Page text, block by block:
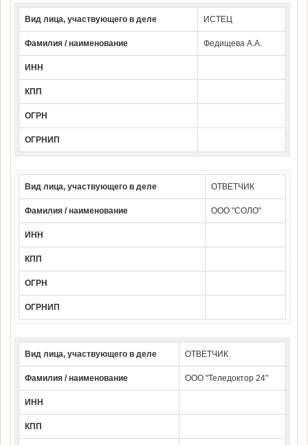
Вид лица, участвующего в деле ИСТЕЦ
Фамилия / наименование Федищева А.А.
ИНН
КПП
ОГРН
ОГРНИП
Вид лица, участвующего в деле ОТВЕТЧИК
Фамилия / наименование ООО "СОЛО"
ИНН
КПП
ОГРН
ОГРНИП
Вид лица, участвующего в деле ОТВЕТЧИК
Фамилия / наименование ООО "Теледоктор 24"
ИНН
КПП